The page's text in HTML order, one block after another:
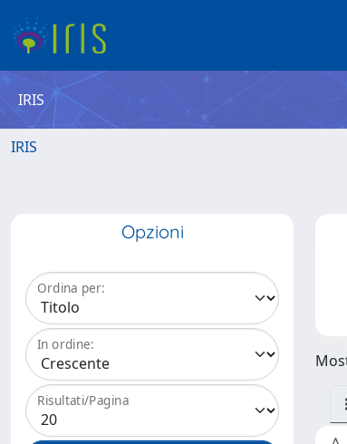
IRIS
IRIS
Opzioni
Ordina per:
In ordine:
Risultati/Pagina